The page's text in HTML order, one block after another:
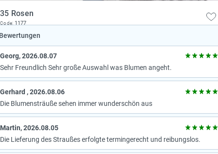
35 Rosen
Code: 1177
Georg, 2026.08.07
Sehr Freundlich Sehr große Auswahl was Blumen angeht.
Gerhard , 2026.08.06
Die Blumensträuße sehen immer wunderschön aus
Martin, 2026.08.05
Die Lieferung des Straußes erfolgte termingerecht und reibungslos.